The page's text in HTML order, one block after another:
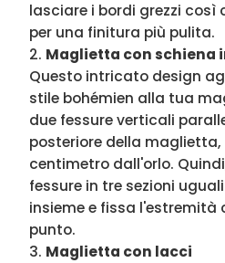
lasciare i bordi grezzi così
per una finitura più pulita.
Maglietta con schiena
Questo intricato design
stile bohémien alla tua
due fessure verticali
posteriore della
centimetro dall'orlo.
fessure in tre sezioni
insieme e fissa l'estremità
punto.
Maglietta con lacci